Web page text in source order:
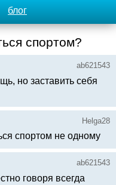
блог
спортом?
ab621543
но заставить себя
Helga28
спортом не одному
ab621543
говоря всегда